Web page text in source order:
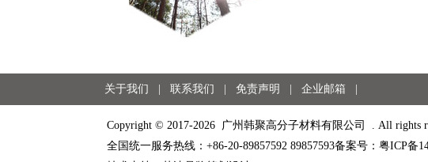
关于我们 联系我们 免责声明 企业邮箱
Copyright © 2017-2026 广州韩聚高分子材料有限公司 . All rights
全国统一服务热线：+86-20-89857592 89857593备案号：粤ICP备